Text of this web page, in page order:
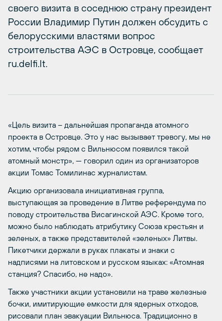
своего визита в соседнюю страну президент
России Владимир Путин должен обсудить с
белорусскими властями вопрос
строительства АЭС в Островце, сообщает
ru.delfi.lt.
«Цель визита – дальнейшая пропаганда атомного
проекта в Островце. Это у нас вызывает тревогу, мы не
хотим, чтобы рядом с Вильнюсом появился такой
атомный монстр», — говорил один из организаторов
акции Томас Томилинас журналистам.
Акцию организовала инициативная группа,
выступающая за проведение в Литве референдума по
поводу строительства Висагинской АЭС. Кроме того,
можно было наблюдать атрибутику Союза крестьян и
зеленых, а также представителей «зеленых» Литвы.
Пикетчики держали в руках плакаты и знаки с
надписями на литовском и русском языках: «Атомная
станция? Спасибо, не надо».
Также участники акции установили на траве железные
бочки, имитирующие емкости для ядерных отходов,
рисовали план эвакуации Вильнюса. Традиционно в